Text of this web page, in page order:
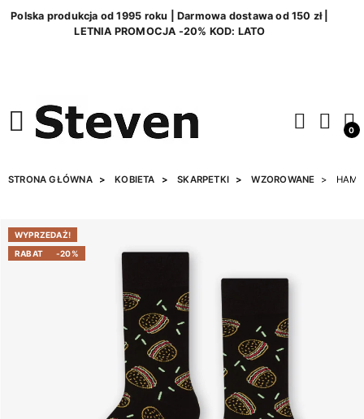
Polska produkcja od 1995 roku | Darmowa dostawa od 150 zł |
LETNIA PROMOCJA -20% KOD: LATO
0
STRONA GŁÓWNA KOBIETA SKARPETKI WZOROWANE
WYPRZEDAŻ!
RABAT
-20%